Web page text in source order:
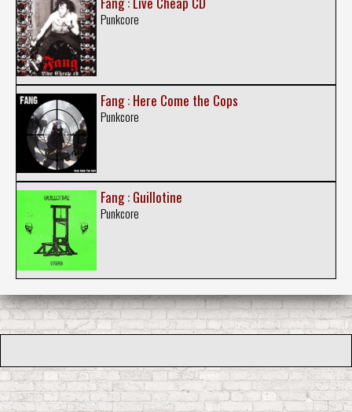
Punkcore
Fang : Here Come the Cops
Punkcore
Fang : Guillotine
Punkcore